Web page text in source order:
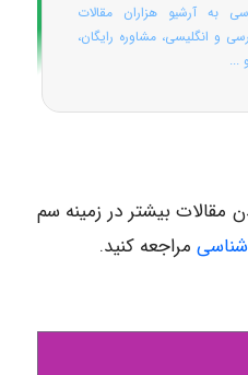
به آرشیو هزاران مقالات
و انگلیسی، مشاوره رایگان،
...
مقالات بیشتر در زمینه سم
مراجعه کنید.